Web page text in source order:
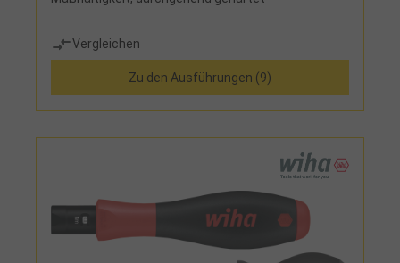
Vergleichen
Zu den Ausführungen (9)